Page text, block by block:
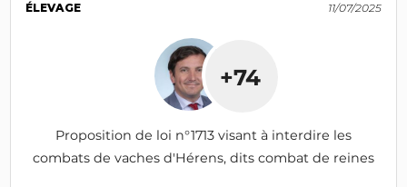
ÉLEVAGE 11/07/2025
+74
Proposition de loi n°1713 visant à interdire les
combats de vaches d'Hérens, dits combat de reines